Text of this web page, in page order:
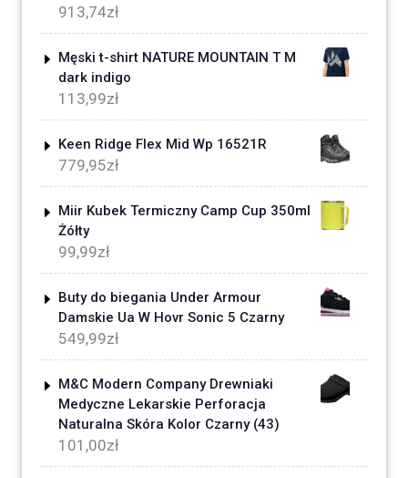
913,74zł
Męski t-shirt NATURE MOUNTAIN T M
dark indigo
113,99zł
Keen Ridge Flex Mid Wp 16521R
779,95zł
Miir Kubek Termiczny Camp Cup 350ml
Żółty
99,99zł
Buty do biegania Under Armour
Damskie Ua W Hovr Sonic 5 Czarny
549,99zł
M&C Modern Company Drewniaki
Medyczne Lekarskie Perforacja
Naturalna Skóra Kolor Czarny (43)
101,00zł